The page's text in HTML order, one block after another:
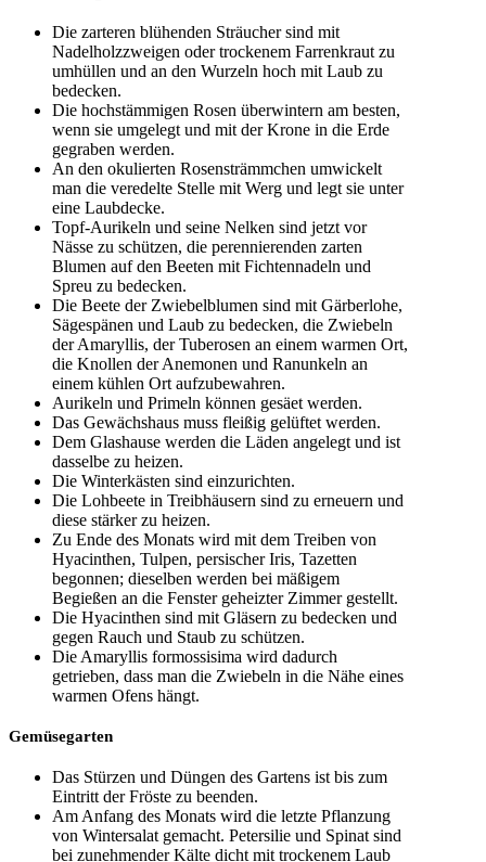
Die zarteren blühenden Sträucher sind mit
Nadelholzzweigen oder trockenem Farrenkraut zu
umhüllen und an den Wurzeln hoch mit Laub zu
bedecken.
Die hochstämmigen Rosen überwintern am besten,
wenn sie umgelegt und mit der Krone in die Erde
gegraben werden.
An den okulierten Rosensträmmchen umwickelt
man die veredelte Stelle mit Werg und legt sie unter
eine Laubdecke.
Topf-Aurikeln und seine Nelken sind jetzt vor
Nässe zu schützen, die perennierenden zarten
Blumen auf den Beeten mit Fichtennadeln und
Spreu zu bedecken.
Die Beete der Zwiebelblumen sind mit Gärberlohe,
Sägespänen und Laub zu bedecken, die Zwiebeln
der Amaryllis, der Tuberosen an einem warmen Ort,
die Knollen der Anemonen und Ranunkeln an
einem kühlen Ort aufzubewahren.
Aurikeln und Primeln können gesäet werden.
Das Gewächshaus muss fleißig gelüftet werden.
Dem Glashause werden die Läden angelegt und ist
dasselbe zu heizen.
Die Winterkästen sind einzurichten.
Die Lohbeete in Treibhäusern sind zu erneuern und
diese stärker zu heizen.
Zu Ende des Monats wird mit dem Treiben von
Hyacinthen, Tulpen, persischer Iris, Tazetten
begonnen; dieselben werden bei mäßigem
Begießen an die Fenster geheizter Zimmer gestellt.
Die Hyacinthen sind mit Gläsern zu bedecken und
gegen Rauch und Staub zu schützen.
Die Amaryllis formossisima wird dadurch
getrieben, dass man die Zwiebeln in die Nähe eines
warmen Ofens hängt.
Gemüsegarten
Das Stürzen und Düngen des Gartens ist bis zum
Eintritt der Fröste zu beenden.
Am Anfang des Monats wird die letzte Pflanzung
von Wintersalat gemacht. Petersilie und Spinat sind
bei zunehmender Kälte dicht mit trockenem Laub